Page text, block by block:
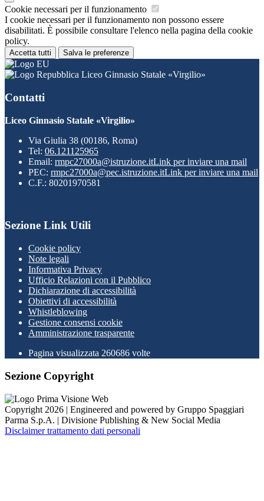
Cookie necessari per il funzionamento
I cookie necessari per il funzionamento non possono essere
disabilitati. È possibile consultare l'elenco nella pagina della cookie
policy.
Accetta tutti Salva le preferenze
Liceo Ginnasio Statale «Virgilio»
Contatti
Liceo Ginnasio Statale «Virgilio»
Via Giulia 38 (00186, Roma)
Tel: 06.121125965
Email: rmpc27000a@istruzione.itLink per inviare una mail
PEC: rmpc27000a@pec.istruzione.itLink per inviare una mail
C.F.: 80201970581
Sezione Link Utili
Cookie policy
Note legali
Informativa Privacy
Ufficio Relazioni con il Pubblico
Dichiarazione di accessibilità
Obiettivi di accessibilità
Whistleblowing
Gestione consensi cookie
Amministrazione trasparente
Pagina visualizzata 260686 volte
Sezione Copyright
Copyright 2026 | Engineered and powered by Gruppo Spaggiari
Parma S.p.A. | Divisione Publishing & New Social Media
Disclaimer trattamento dati personali